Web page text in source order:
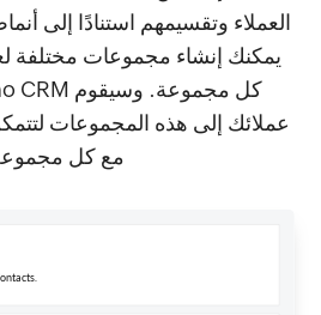
العملاء وتقسيمهم استنادًا إلى
يمكنك إنشاء مجموعات مختلفة
عملائك إلى هذه المجموعات
مع كل